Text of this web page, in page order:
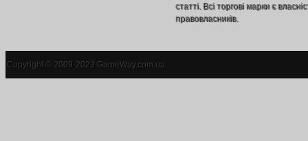
статті. Всі торгові марки є
правовласників.
Copyright © 2009-2023 GameWay.com.ua